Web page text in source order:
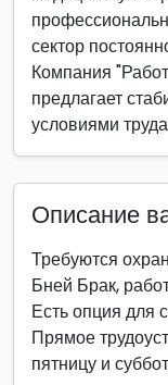
сектор
Компания
предлагает
условиями
Описание
Требуются
Бней Брак,
Есть опция для
Прямое
пятницу и